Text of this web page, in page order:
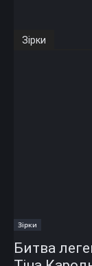
Зірки
Зірки
Битва